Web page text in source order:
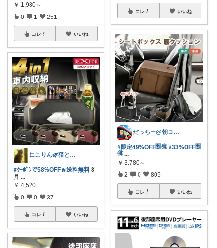
￥ 1,980～
0 1 251
コレ いいね
にこりん🌿猫と暮らす主婦のROOM😹
#ｸｰﾎﾟﾝで58%OFF🔥送料無料 8
月 ...
￥ 4,520
0 0 37
コレ いいね
コレ いいね
だっちー@朝コレ5時🚗カー用品探求家
#限定49%OFF🈹🉐 #33%OFF🈹
🉐 ...
￥ 3,780～
2 0 805
コレ いいね